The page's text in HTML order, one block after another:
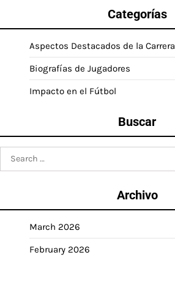
Categorías
Aspectos Destacados de la Carrera
Biografías de Jugadores
Impacto en el Fútbol
Buscar
Search
for:
Archivo
March 2026
February 2026